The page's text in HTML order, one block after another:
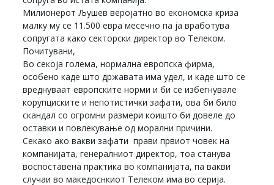
Милионерот Љушев веројатно во економска криза
малку му се 11.500 евра месечно па ја вработува
сопругата како секторски директор во Телеком.
Почитувани,
Во секоја голема, нормална европска фирма,
особено каде што државата има удел, и каде што се
вреднуваат европските норми и би се избегнувале
корупциските и непотистички зафати, ова би било
скандал со огромни размери коишто би довеле до
оставки и повлекување од морални причини.
Секако ако вакви зафати прави првиот човек на
компанијата, генералниот директор, тоа станува
воспоставена практика во компанијата, па вакви
случаи во македоснкиот Телеком има во серија.